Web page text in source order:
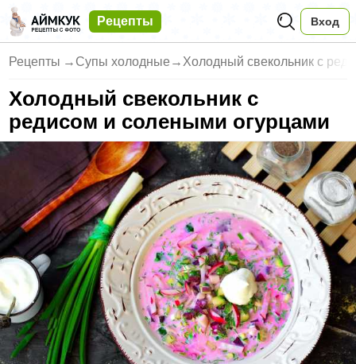
Рецепты Вход
Рецепты → Супы холодные → Холодный свекольник с
Холодный свекольник с
редисом и солеными огурцами